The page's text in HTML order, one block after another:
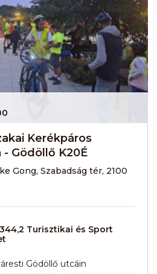
Kerékpáros
Gödöllő K20É
Gong, Szabadság tér, 2100
Turisztikai és Sport
Gödöllő utcáin